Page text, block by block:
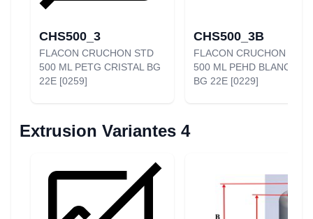
CHS500_3
FLACON CRUCHON STD
500 ML PETG CRISTAL BG
22E [0259]
CHS500_3B
FLACON CRUCHON STD
500 ML PEHD BLANC 39G
BG 22E [0229]
Extrusion Variantes 4